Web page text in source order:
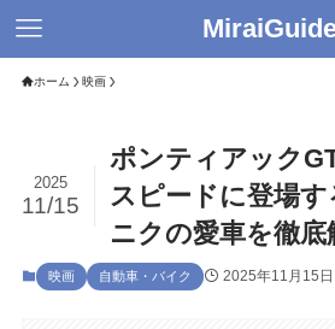
ホーム 映画
ポンティアック
スピードに登場す
ニクの愛車を徹底
2025
11/15
映画 自動車・バイク 2025年11月15日